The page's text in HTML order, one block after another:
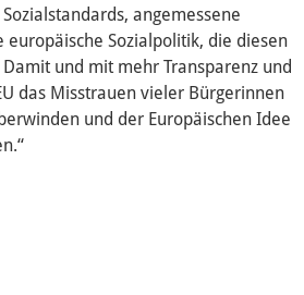
angemessene
Sozialpolitik, die diesen
und mit mehr Transparenz und
das Misstrauen vieler Bürgerinnen
und der Europäischen Idee